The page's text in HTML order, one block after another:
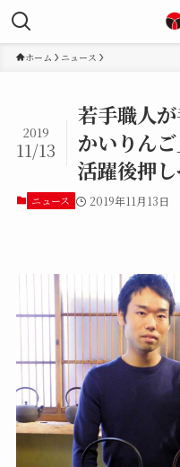
ホーム ニュース
若手職人
かいりん
活躍後押
2019
11/13
ニュース 2019年11月13日